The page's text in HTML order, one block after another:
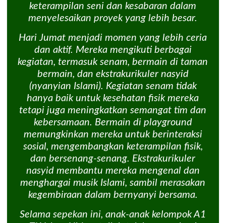
keterampilan seni dan kesabaran dalam
menyelesaikan proyek yang lebih besar.
Hari Jumat menjadi momen yang lebih ceria
dan aktif. Mereka mengikuti berbagai
kegiatan, termasuk senam, bermain di taman
bermain, dan ekstrakurikuler nasyid
(nyanyian Islami). Kegiatan senam tidak
hanya baik untuk kesehatan fisik mereka
tetapi juga meningkatkan semangat tim dan
kebersamaan. Bermain di playground
memungkinkan mereka untuk berinteraksi
sosial, mengembangkan keterampilan fisik,
dan bersenang-senang. Ekstrakurikuler
nasyid membantu mereka mengenal dan
menghargai musik Islami, sambil merasakan
kegembiraan dalam bernyanyi bersama.
Selama sepekan ini, anak-anak kelompok A1